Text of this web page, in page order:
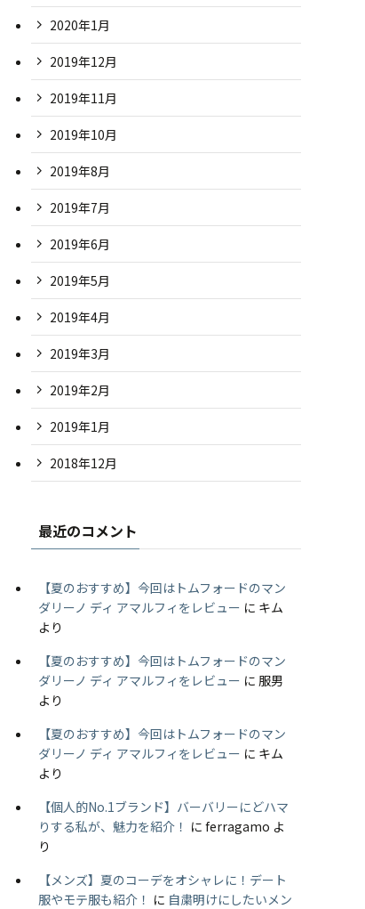
2020年1月
2019年12月
2019年11月
2019年10月
2019年8月
2019年7月
2019年6月
2019年5月
2019年4月
2019年3月
2019年2月
2019年1月
2018年12月
最近のコメント
【夏のおすすめ】今回はトムフォードのマン
ダリーノ ディ アマルフィをレビュー に キム
より
【夏のおすすめ】今回はトムフォードのマン
ダリーノ ディ アマルフィをレビュー に 服男
より
【夏のおすすめ】今回はトムフォードのマン
ダリーノ ディ アマルフィをレビュー に キム
より
【個人的No.1ブランド】バーバリーにどハマ
りする私が、魅力を紹介！ に ferragamo よ
り
【メンズ】夏のコーデをオシャレに！デート
服やモテ服も紹介！ に 自粛明けにしたいメン